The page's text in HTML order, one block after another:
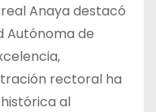
Anaya destacó
Autónoma de
rectoral ha
al